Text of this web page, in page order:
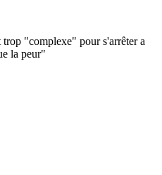
trop "complexe" pour s'arrêter a
la peur"